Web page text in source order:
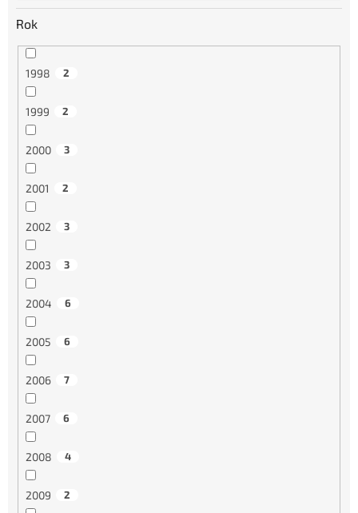
Rok
1998 2
1999 2
2000 3
2001 2
2002 3
2003 3
2004 6
2005 6
2006 7
2007 6
2008 4
2009 2